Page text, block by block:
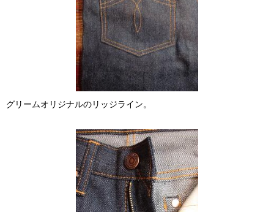
グリームオリジナルのリッジライン。